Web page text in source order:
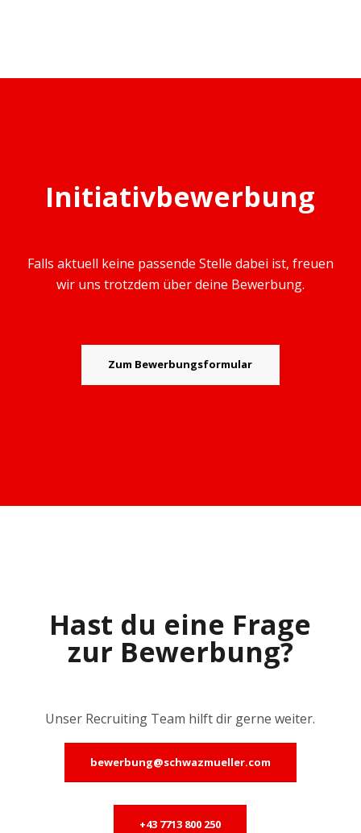
Initiativbewerbung
Falls aktuell keine passende Stelle dabei ist, freuen
wir uns trotzdem über deine Bewerbung.
Zum Bewerbungsformular
Hast du eine Frage
zur Bewerbung?
Unser Recruiting Team hilft dir gerne weiter.
bewerbung@schwazmueller.com
+43 7713 800 250